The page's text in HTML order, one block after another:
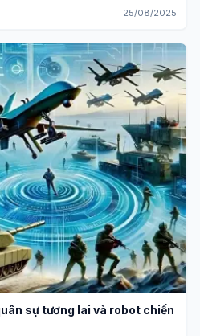
25/08/2025
sự tương lai và robot chiến